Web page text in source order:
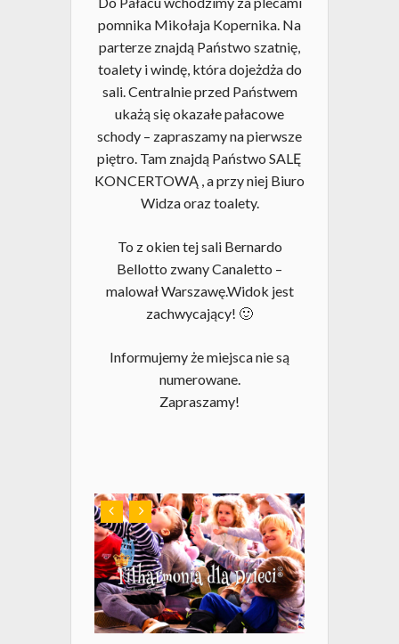
pomnika Mikołaja Kopernika. Na
parterze znajdą Państwo szatnię,
toalety i windę, która dojeżdża do
sali. Centralnie przed Państwem
ukażą się okazałe pałacowe
schody – zapraszamy na pierwsze
piętro. Tam znajdą Państwo SALĘ
KONCERTOWĄ , a przy niej Biuro
Widza oraz toalety.
To z okien tej sali Bernardo
Bellotto zwany Canaletto –
malował Warszawę.Widok jest
zachwycający! 🙂
Informujemy że miejsca nie są
numerowane.
Zapraszamy!